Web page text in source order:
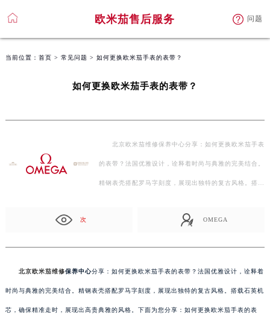
欧米茄售后服务 问题
当前位置： 首页 > 常见问题 > 如何更换欧米茄手表的表带？
如何更换欧米茄手表的表带？
北京欧米茄维修保养中心分享：如何更换欧米茄手表
的表带？法国优雅设计，诠释着时尚与典雅的完美结合。
精钢表壳搭配罗马字刻度，展现出独特的复古风格。搭
次 OMEGA
北京欧米茄维修保养中心分享：如何更换欧米茄手表的表带？法国优雅设计，诠释着
时尚与典雅的完美结合。精钢表壳搭配罗马字刻度，展现出独特的复古风格。搭载石英机
芯，确保精准走时，展现出高贵典雅的风格。下面为您分享：如何更换欧米茄手表的表